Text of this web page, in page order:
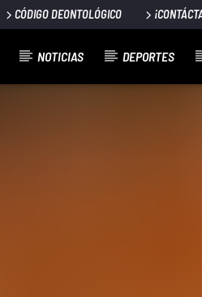
CÓDIGO DEONTOLÓGICO
NOTICIAS DEPORTES